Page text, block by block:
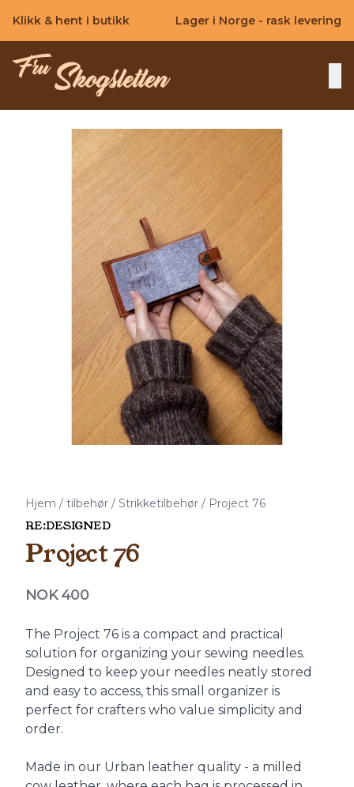
Klikk & hent i butikk Lager i Norge - rask levering
Hjem / tilbehør / Strikketilbehør / Project 76
RE:DESIGNED
Project 76
Produktdetaljer
NOK 400
Description
The Project 76 is a compact and practical
solution for organizing your sewing needles.
Designed to keep your needles neatly stored
and easy to access, this small organizer is
perfect for crafters who value simplicity and
order.
Made in our Urban leather quality - a milled